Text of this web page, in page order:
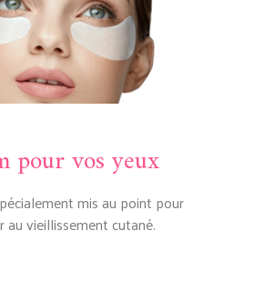
pour vos yeux
mis au point pour
au vieillissement cutané.